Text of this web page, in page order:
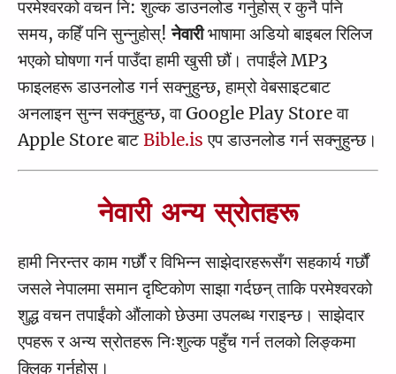
11
12 13 14 15 16
1
2 3 4 5 6 7 8 9
10
11
12 13 14 15 16 17 18 19
21
22 23 24
यूहन्‍ना
1
2 3 4 5 6 7 8 9
11
12 13 14 15 16 17 18 19
20
21
प्रेरित
1
2 3 4 5 6 7 8 9
11
12 13 14 15 16 17 18 19
20
21
रोमी
1
2 3 4 5 6 7 8 9
10
11
१ कोरिन्‍थी
1
10
13 14
२ कोरिन्थी
3 4 7
13 4 5 6
1
2 3 4 5 6
फिलिप्‍पी
1
2 3 4
कलस्‍सी
1
2 3 4
१ थे‍सलोनिकी
1
2 3
२ थेसलोनिकी
परमेश्वरको वचन नि: शुल्क डाउनलोड गर्नुहोस् र कुनै पनि
समय, कहिँ पनि सुन्नुहोस्! नेवारीभाषामा अडियो बाइबल रिलिज
भएको घोषणा गर्न पाउँदा हामी खुसी छौं। तपाईंले MP3
फाइलहरू डाउनलोड गर्न सक्नुहुन्छ, हाम्रो वेबसाइटबाट
अनलाइन सुन्न सक्नुहुन्छ, वा Google Play Store वा
Apple Store बाट Bible.is एप डाउनलोड गर्न सक्नुहुन्छ।
नेवारी अन्य स्रोतहरू
हामी निरन्तर काम गर्छौं र विभिन्न साझेदारहरूसँग सहकार्य गर्छौं
जसले नेपालमा समान दृष्टिकोण साझा गर्दछन् ताकि परमेश्वरको
शुद्ध वचन तपाईंको औंलाको छेउमा उपलब्ध गराइन्छ। साझेदार
एपहरू र अन्य स्रोतहरू निःशुल्क पहुँच गर्न तलको लिङ्कमा
क्लिक गर्नुहोस्।